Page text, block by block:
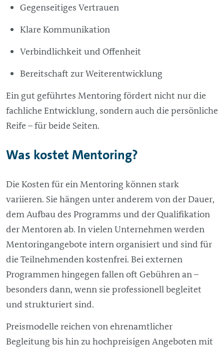
Gegenseitiges Vertrauen
Klare Kommunikation
Verbindlichkeit und Offenheit
Bereitschaft zur Weiterentwicklung
Ein gut geführtes Mentoring fördert nicht nur die
fachliche Entwicklung, sondern auch die persönliche
Reife – für beide Seiten.
Was kostet Mentoring?
Die Kosten für ein Mentoring können stark
variieren. Sie hängen unter anderem von der Dauer,
dem Aufbau des Programms und der Qualifikation
der Mentoren ab. In vielen Unternehmen werden
Mentoringangebote intern organisiert und sind für
die Teilnehmenden kostenfrei. Bei externen
Programmen hingegen fallen oft Gebühren an –
besonders dann, wenn sie professionell begleitet
und strukturiert sind.
Preismodelle reichen von ehrenamtlicher
Begleitung bis hin zu hochpreisigen Angeboten mit